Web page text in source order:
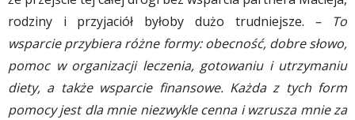
rodziny i przyjaciół byłoby dużo trudniejsze. – To
wsparcie przybiera różne formy: obecność, dobre słowo,
pomoc w organizacji leczenia, gotowaniu i utrzymaniu
diety, a także wsparcie finansowe. Każda z tych form
pomocy jest dla mnie niezwykle cenna i wzrusza mnie za